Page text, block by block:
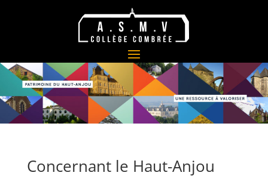
Concernant le Haut-Anjou